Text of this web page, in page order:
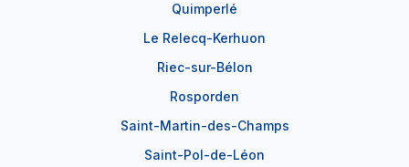
Quimperlé
Le Relecq-Kerhuon
Riec-sur-Bélon
Rosporden
Saint-Martin-des-Champs
Saint-Pol-de-Léon